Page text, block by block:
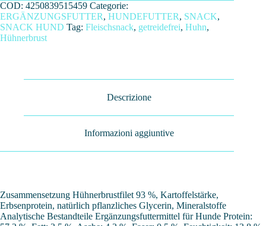
COD: 4250839515459 Categorie:
ERGÄNZUNGSFUTTER, HUNDEFUTTER, SNACK,
SNACK HUND Tag: Fleischsnack, getreidefrei, Huhn,
Hühnerbrust
Descrizione
Informazioni aggiuntive
Zusammensetzung Hühnerbrustfilet 93 %, Kartoffelstärke,
Erbsenprotein, natürlich pflanzliches Glycerin, Mineralstoffe
Analytische Bestandteile Ergänzungsfuttermittel für Hunde Protein: